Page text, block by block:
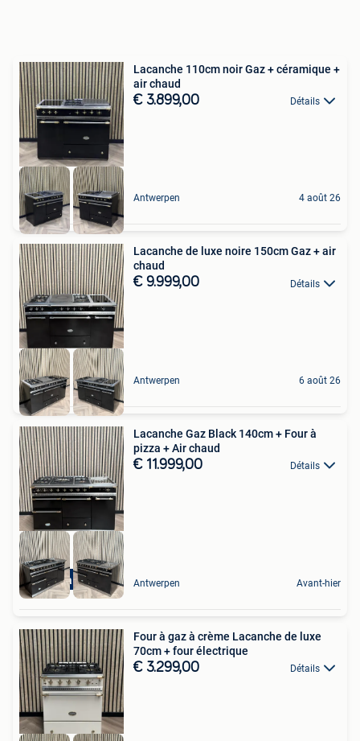
Lacanche 110cm noir Gaz + céramique +
air chaud
€ 3.899,00 Détails
Antwerpen 4 août 26
Lacanche de luxe noire 150cm Gaz + air
chaud
€ 9.999,00 Détails
Antwerpen 6 août 26
Pizza oven
Lacanche Gaz Black 140cm + Four à
pizza + Air chaud
€ 11.999,00 Détails
Antwerpen Avant-hier
Four à gaz à crème Lacanche de luxe
70cm + four électrique
€ 3.299,00 Détails